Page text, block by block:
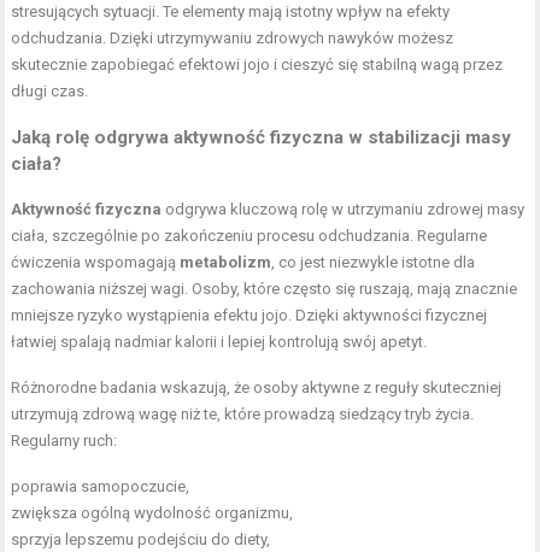
stresujących sytuacji. Te elementy mają istotny wpływ na efekty
odchudzania. Dzięki utrzymywaniu zdrowych nawyków możesz
skutecznie zapobiegać efektowi jojo i cieszyć się stabilną wagą przez
długi czas.
Jaką rolę odgrywa aktywność fizyczna w stabilizacji masy
ciała?
Aktywność fizyczna odgrywa kluczową rolę w utrzymaniu zdrowej masy
ciała, szczególnie po zakończeniu procesu odchudzania. Regularne
ćwiczenia wspomagają metabolizm , co jest niezwykle istotne dla
zachowania niższej wagi. Osoby, które często się ruszają, mają znacznie
mniejsze ryzyko wystąpienia efektu jojo. Dzięki aktywności fizycznej
łatwiej spalają nadmiar kalorii i lepiej kontrolują swój apetyt.
Różnorodne badania wskazują, że osoby aktywne z reguły skuteczniej
utrzymują zdrową wagę niż te, które prowadzą siedzący tryb życia.
Regularny ruch:
poprawia samopoczucie,
zwiększa ogólną wydolność organizmu,
sprzyja lepszemu podejściu do diety,